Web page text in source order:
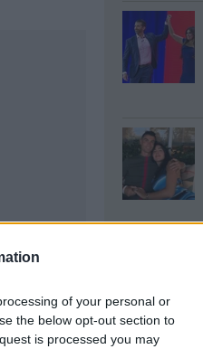
of your personal or
the below opt-out section to
is processed you may